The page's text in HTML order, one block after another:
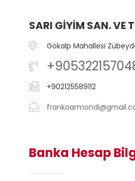
SARI GİYİM SAN. VE
Gökalp Mahallesi
+902125589112
Banka Hesap